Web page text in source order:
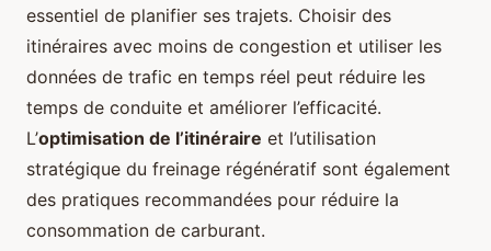
essentiel de planifier ses trajets. Choisir des
itinéraires avec moins de congestion et utiliser les
données de trafic en temps réel peut réduire les
temps de conduite et améliorer l’efficacité.
L’optimisation de l’itinéraire et l’utilisation
stratégique du freinage régénératif sont également
des pratiques recommandées pour réduire la
consommation de carburant.